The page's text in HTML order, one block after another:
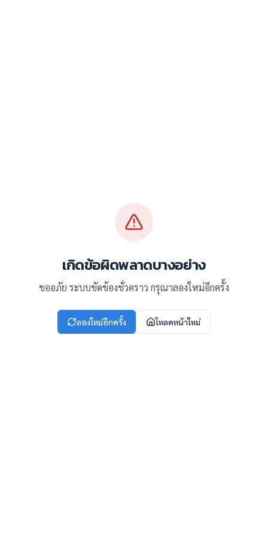
เกิดข้อผิดพลาดบางอย่าง
ขออภัย ระบบขัดข้องชั่วคราว กรุณาลองใหม่อีกครั้ง
ลองใหม่อีกครั้ง โหลดหน้าใหม่